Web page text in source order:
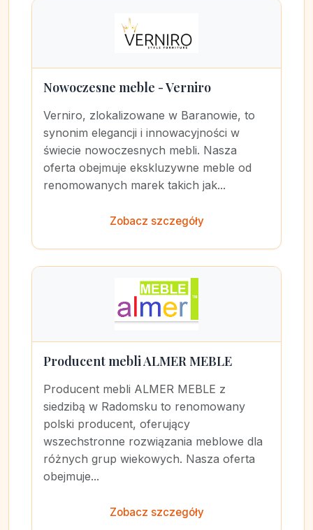
Nowoczesne meble - Verniro
Verniro, zlokalizowane w Baranowie, to
synonim elegancji i innowacyjności w
świecie nowoczesnych mebli. Nasza
oferta obejmuje ekskluzywne meble od
renomowanych marek takich jak...
Zobacz szczegóły
Producent mebli ALMER MEBLE
Producent mebli ALMER MEBLE z
siedzibą w Radomsku to renomowany
polski producent, oferujący
wszechstronne rozwiązania meblowe dla
różnych grup wiekowych. Nasza oferta
obejmuje...
Zobacz szczegóły